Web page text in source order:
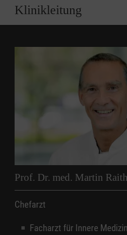
Klinikleitung
Prof. Dr. med. Martin
Chefarzt
Facharzt für Innere